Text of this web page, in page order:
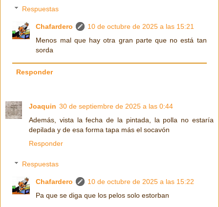
Respuestas
Chafardero
10 de octubre de 2025 a las 15:21
Menos mal que hay otra gran parte que no está tan
sorda
Responder
Joaquin 30 de septiembre de 2025 a las 0:44
Además, vista la fecha de la pintada, la polla no estaría
depilada y de esa forma tapa más el socavón
Responder
Respuestas
Chafardero
10 de octubre de 2025 a las 15:22
Pa que se diga que los pelos solo estorban